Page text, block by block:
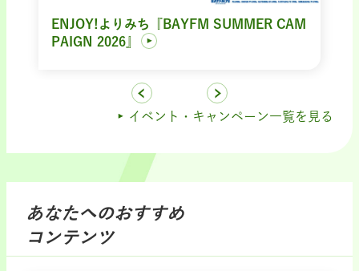
ENJOY!よりみち『BAYFM SUMMER CAM
PAIGN 2026』
イベント・キャンペーン一覧を見る
あなたへのおすすめ
コンテンツ